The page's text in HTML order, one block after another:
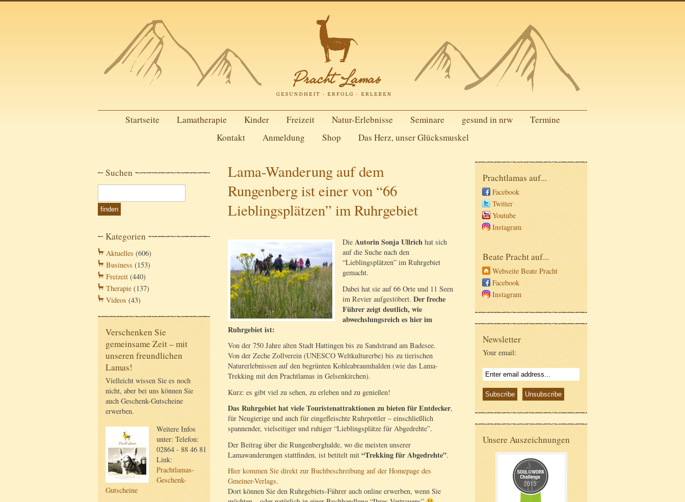
Startseite Lamatherapie Kinder Freizeit Natur-Erlebnisse Seminare gesund in nrw
Termine
Kontakt
Anmeldung Shop Das Herz, unser Glücksmuskel
Suchen
Kategorien
Aktuelles (606)
Business (153)
Freizeit (440)
Therapie (137)
Videos (43)
Verschenken Sie
gemeinsame Zeit – mit
unseren freundlichen
Lamas!
Vielleicht wissen Sie es noch
nicht, aber bei uns können Sie
auch Geschenk-Gutscheine
erwerben.
Weitere Infos
unter: Telefon:
02864 - 88 46 81
Link:
Prachtlamas-
Geschenk-
Gutscheine
Lama-Wanderung auf dem
Rungenberg ist einer von “66
Lieblingsplätzen” im Ruhrgebiet
Die Autorin Sonja Ullrich hat sich
auf die Suche nach den
“Lieblingsplätzen” im Ruhrgebiet
gemacht.
Dabei hat sie auf 66 Orte und 11 Seen
im Revier aufgestöbert. Der freche
Führer zeigt deutlich, wie
abwechslungsreich es hier im
Ruhrgebiet ist:
Von der 750 Jahre alten Stadt Hattingen bis zu Sandstrand am Badesee.
Von der Zeche Zollverein (UNESCO Weltkulturerbe) bis zu tierischen
Naturerlebnissen auf den begrünten Kohleabraumhalden (wie das Lama-
Trekking mit den Prachtlamas in Gelsenkirchen).
Kurz: es gibt viel zu sehen, zu erleben und zu genießen!
Das Ruhrgebiet hat viele Touristenattraktionen zu bieten für Entdecker,
für Neugierige und auch für eingefleischte Ruhrpottler – einschließlich
spannender, vielseitiger und ruhiger “Lieblingsplätze für Abgedrehte”.
Der Beitrag über die Rungenberghalde, wo die meisten unserer
Lamawanderungen stattfinden, ist betitelt mit “Trekking für Abgedrehte”.
Hier kommen Sie direkt zur Buchbeschreibung auf der Homepage des
Gmeiner-Verlags.
Dort können Sie den Ruhrgebiets-Führer auch online erwerben, wenn Sie
Prachtlamas auf...
Facebook
Twitter
Youtube
Instagram
Beate Pracht auf...
Webseite Beate Pracht
Facebook
Instagram
Newsletter
Your email:
Unsere Auszeichnungen